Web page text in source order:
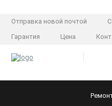
Отправка новой почтой
Гарантия
Цена